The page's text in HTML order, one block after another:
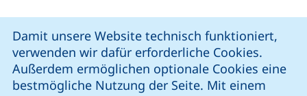
Damit unsere Website technisch funktioniert,
verwenden wir dafür erforderliche Cookies.
Außerdem ermöglichen optionale Cookies eine
bestmögliche Nutzung der Seite. Mit einem
unsere Facebook-Seite (externer Link, öffnet neues
unsere LinkedIn-Seite (externer Link, öffnet
unsere Instagram-Seite (externer Link,
unsere YouTube-Seite (externer